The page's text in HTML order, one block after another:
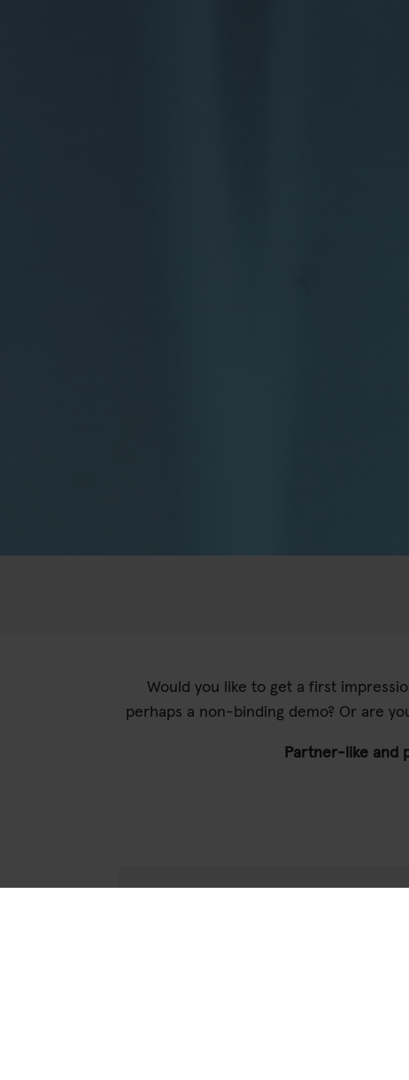
Would you like to get a first
perhaps a non-binding demo? Or are
Partner-like and